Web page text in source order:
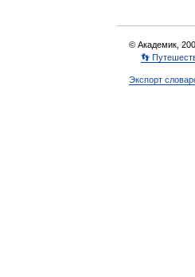
© Академик,
👣
Экспорт